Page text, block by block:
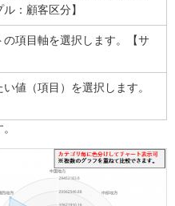
：顧客区分】
の項目軸を選択します。【サ
値（項目）を選択します。